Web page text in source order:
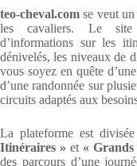
teo-cheval.com se veut
les cavaliers. Le site
d’informations sur les
dénivelés, les niveaux de
vous soyez en quête
d’une randonnée sur
circuits adaptés aux
La plateforme est
Itinéraires » et «
des parcours d’une